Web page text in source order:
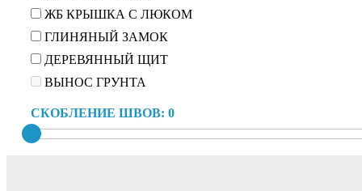
ЖБ КРЫШКА С ЛЮКОМ
ГЛИНЯНЫЙ ЗАМОК
ДЕРЕВЯННЫЙ ЩИТ
ВЫНОС ГРУНТА
СКОБЛЕНИЕ ШВОВ: 0